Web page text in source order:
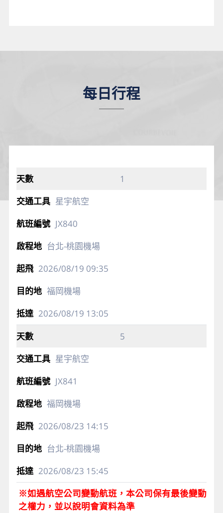
每日行程
1
星宇航空
JX840
台北-桃園機場
2026/08/19 09:35
福岡機場
2026/08/19 13:05
5
星宇航空
JX841
福岡機場
2026/08/23 14:15
台北-桃園機場
2026/08/23 15:45
※如遇航空公司變動航班，本公司保有最後變動
之權力，並以說明會資料為準